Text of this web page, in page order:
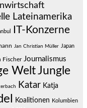
Lateinamerika
IT-Konzerne
Jan Christian Müller Japan
Fischer Journalismus
WeltJungle
Katar Katja
Koalitionen Kolumbien